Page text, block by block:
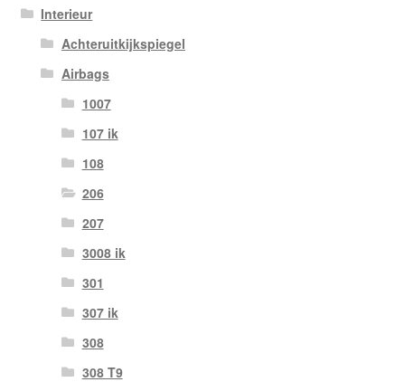
Interieur
Achteruitkijkspiegel
Airbags
1007
107 ik
108
206
207
3008 ik
301
307 ik
308
308 T9